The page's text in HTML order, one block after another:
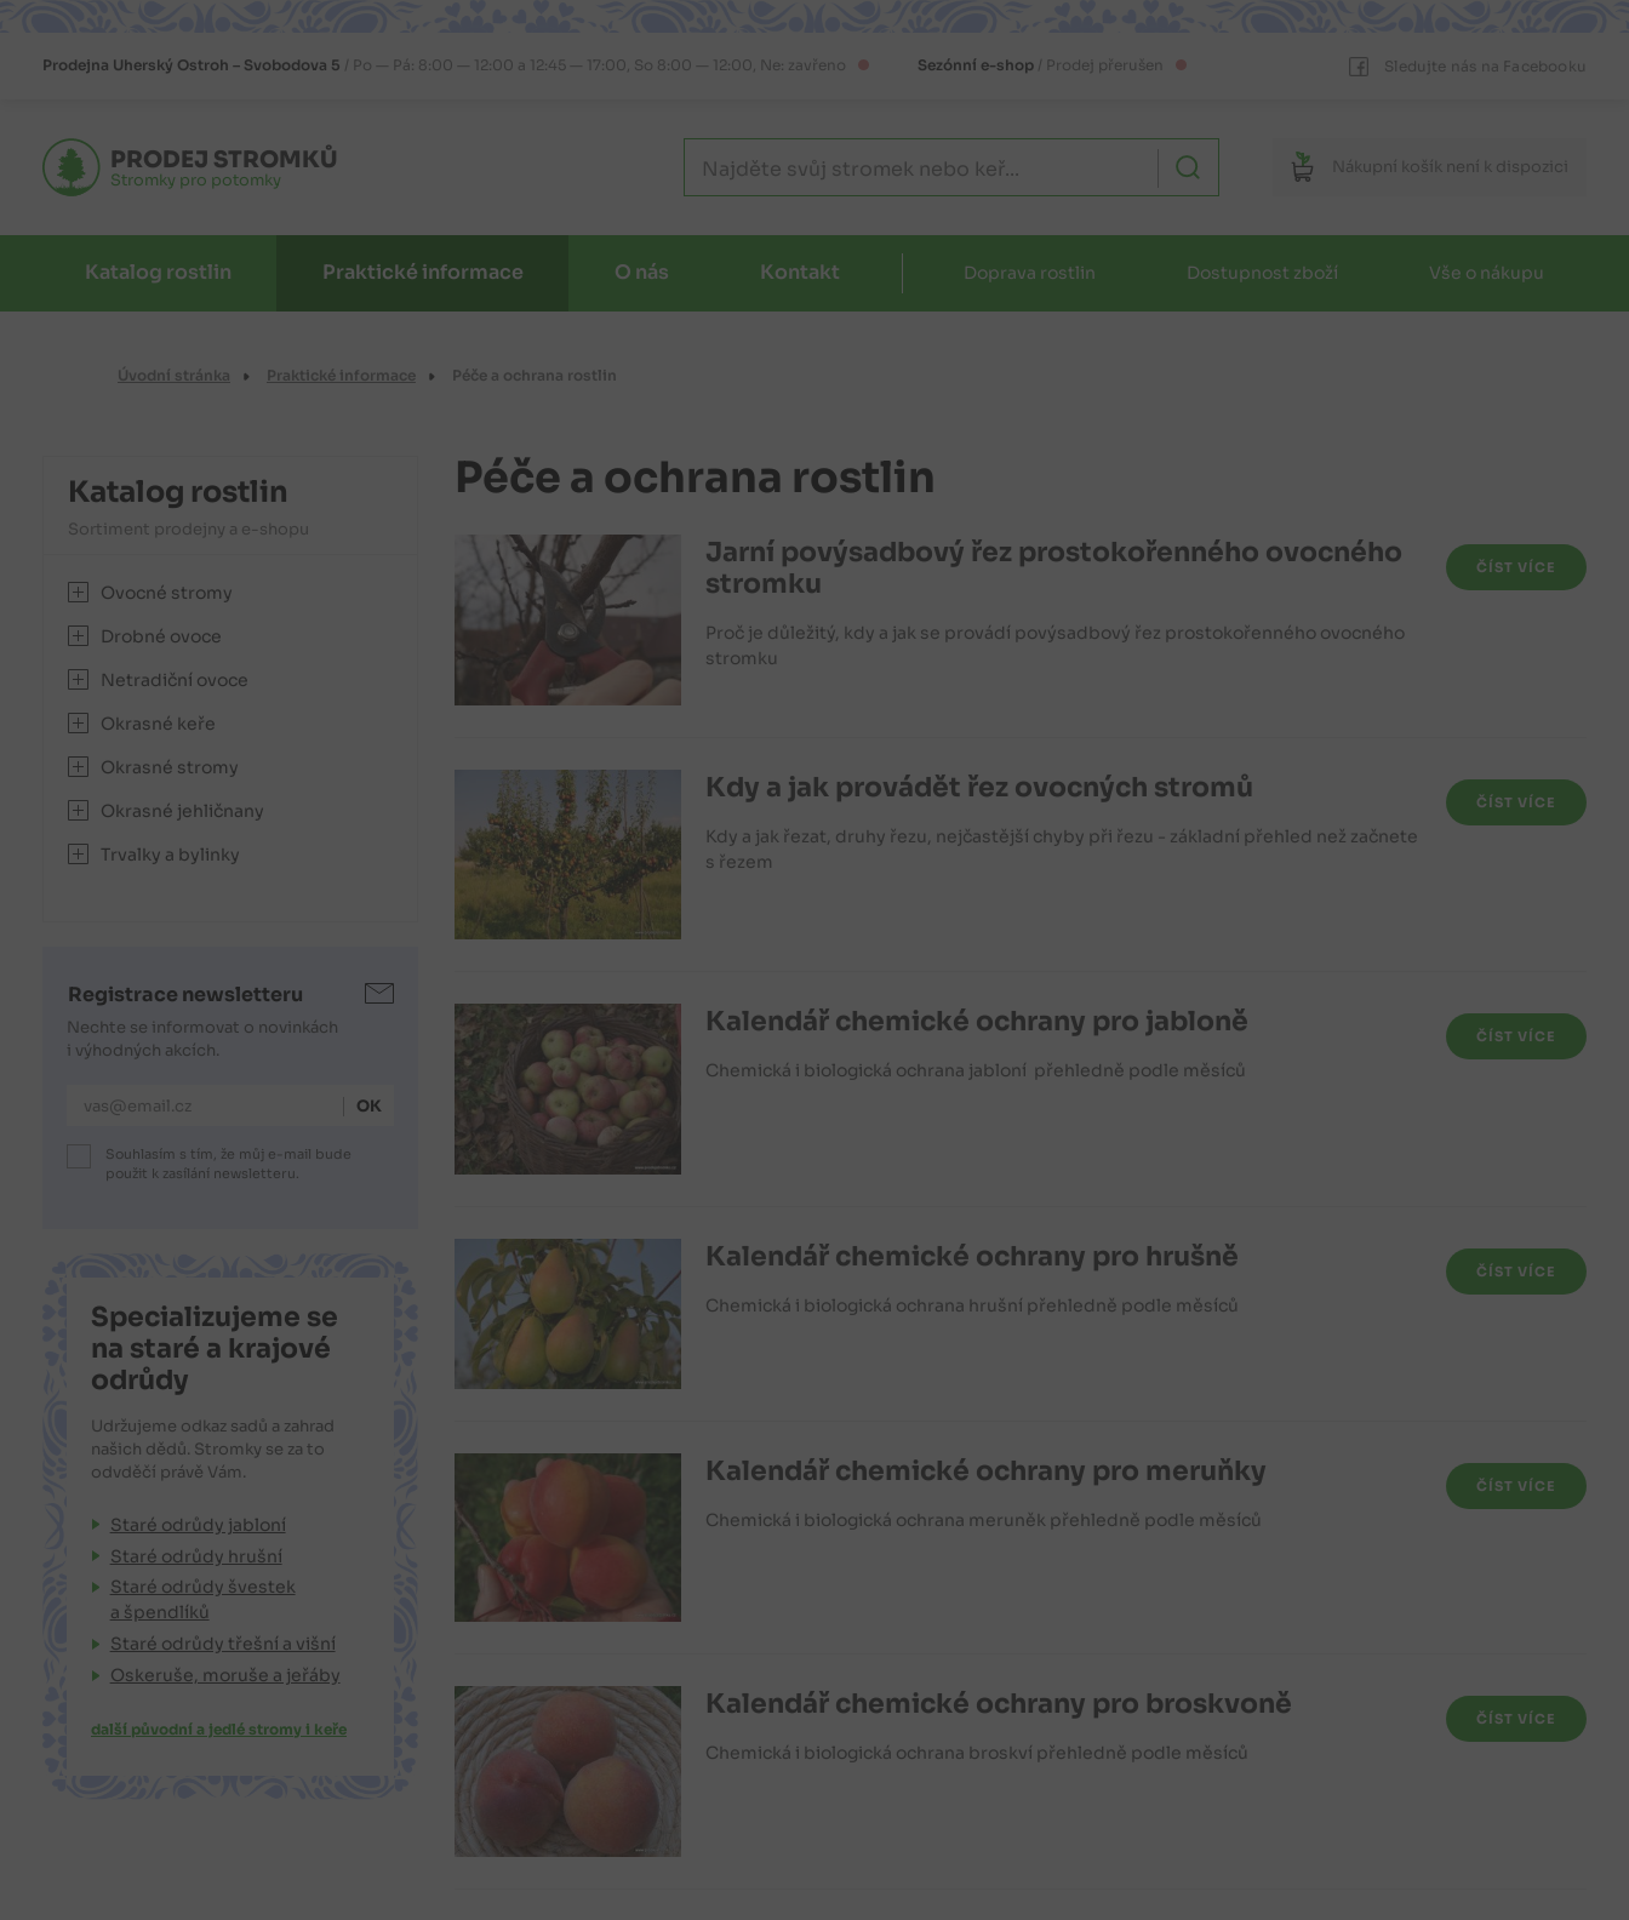
Prodejna Uherský Ostroh – Svobodova 5 Po — Pá: 8:00 — 12:00 a 12:45 — 17:00, So 8:00 — 12:00, Ne: zavřeno Sezónní e-shop/ Prodej přerušen Sledujte nás na Facebooku
PRODEJ STROMKŮ
Stromky pro potomky
Nákupní košík není k dispozici
Katalog rostlin Praktické informace O nás Kontakt Doprava rostlin Dostupnost zboží Vše o nákupu
Úvodní stránka Praktické informace Péče a ochrana rostlin
Péče a ochrana rostlin
Jarní povýsadbový řez prostokořenného ovocného
stromku
Proč je důležitý, kdy a jak se provádí povýsadbový řez prostokořenného ovocného
stromku
ČÍST VÍCE
Kdy a jak provádět řez ovocných stromů
Kdy a jak řezat, druhy řezu, nejčastější chyby při řezu - základní přehled než začnete
s řezem
ČÍST VÍCE
Kalendář chemické ochrany pro jabloně
Chemická i biologická ochrana jabloní přehledně podle měsíců
ČÍST VÍCE
Kalendář chemické ochrany pro hrušně
Chemická i biologická ochrana hrušní přehledně podle měsíců
ČÍST VÍCE
Kalendář chemické ochrany pro meruňky
Chemická i biologická ochrana meruněk přehledně podle měsíců
ČÍST VÍCE
Kalendář chemické ochrany pro broskvoně
Chemická i biologická ochrana broskví přehledně podle měsíců
ČÍST VÍCE
Katalog rostlin
Sortiment prodejny a e-shopu
Ovocné stromy
Drobné ovoce
Netradiční ovoce
Okrasné keře
Okrasné stromy
Okrasné jehličnany
Trvalky a bylinky
Registrace newsletteru
Nechte se informovat o novinkách
i výhodných akcích.
E-mailová adresa
Souhlasím s tím, že můj e-mail bude
použit k zasílání newsletteru.
Specializujeme se
na staré a krajové
odrůdy
Udržujeme odkaz sadů a zahrad
našich dědů. Stromky se za to
odvděčí právě Vám.
Staré odrůdy jabloní
Staré odrůdy hrušní
Staré odrůdy švestek
a špendlíků
Staré odrůdy třešní a višní
Oskeruše, moruše a jeřáby
další původní a jedlé stromy i keře